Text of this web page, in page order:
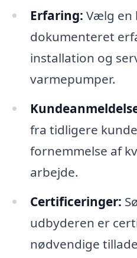
Erfaring: Vælg en
dokumenteret
installation og
varmepumper.
fra tidligere
fornemmelse af
arbejde.
Certificeringer:
udbyderen er
nødvendige